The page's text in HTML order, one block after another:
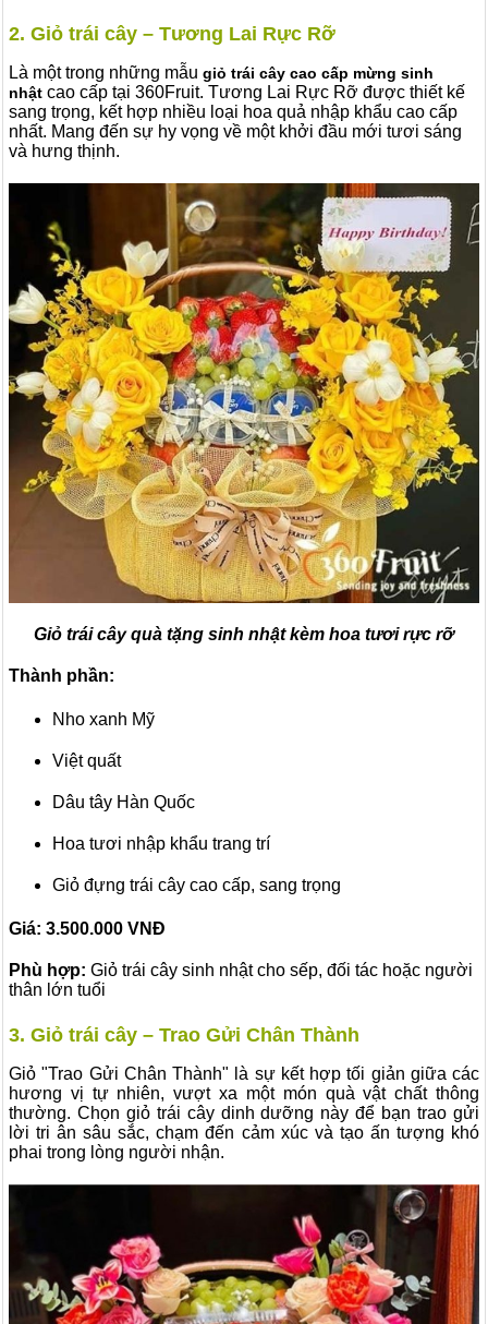
2. Giỏ trái cây – Tương Lai Rực Rỡ
Là một trong những mẫu giỏ trái cây cao cấp mừng sinh
nhật cao cấp tại 360Fruit. Tương Lai Rực Rỡ được thiết kế
sang trọng, kết hợp nhiều loại hoa quả nhập khẩu cao cấp
nhất. Mang đến sự hy vọng về một khởi đầu mới tươi sáng
và hưng thịnh.
Giỏ trái cây quà tặng sinh nhật kèm hoa tươi rực rỡ
Thành phần:
Nho xanh Mỹ
Việt quất
Dâu tây Hàn Quốc
Hoa tươi nhập khẩu trang trí
Giỏ đựng trái cây cao cấp, sang trọng
Giá: 3.500.000 VNĐ
Phù hợp: Giỏ trái cây sinh nhật cho sếp, đối tác hoặc người
thân lớn tuổi
3. Giỏ trái cây – Trao Gửi Chân Thành
Giỏ "Trao Gửi Chân Thành" là sự kết hợp tối giản giữa các
hương vị tự nhiên, vượt xa một món quà vật chất thông
thường. Chọn giỏ trái cây dinh dưỡng này để bạn trao gửi
lời tri ân sâu sắc, chạm đến cảm xúc và tạo ấn tượng khó
phai trong lòng người nhận.